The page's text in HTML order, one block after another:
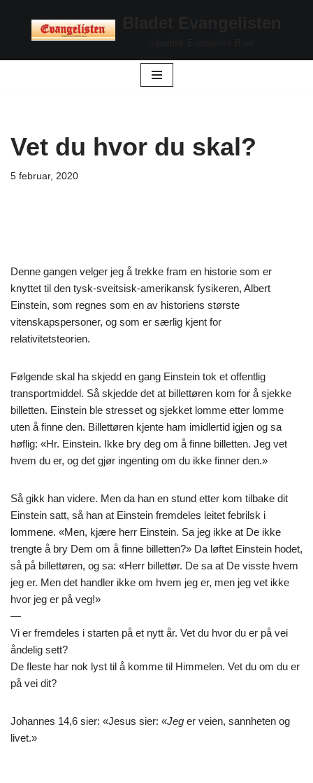
Hopp
Vet du hvor du skal?
5 februar, 2020
Denne gangen velger jeg å trekke fram en historie som er
knyttet til den tysk-sveitsisk-amerikansk fysikeren, Albert
Einstein, som regnes som en av historiens største
vitenskapspersoner, og som er særlig kjent for
relativitetsteorien.
Følgende skal ha skjedd en gang Einstein tok et offentlig
transportmiddel. Så skjedde det at billettøren kom for å sjekke
billetten. Einstein ble stresset og sjekket lomme etter lomme
uten å finne den. Billettøren kjente ham imidlertid igjen og sa
høflig: «Hr. Einstein. Ikke bry deg om å finne billetten. Jeg vet
hvem du er, og det gjør ingenting om du ikke finner den.»
Så gikk han videre. Men da han en stund etter kom tilbake dit
Einstein satt, så han at Einstein fremdeles leitet febrilsk i
lommene. «Men, kjære herr Einstein. Sa jeg ikke at De ikke
trengte å bry Dem om å finne billetten?» Da løftet Einstein hodet,
så på billettøren, og sa: «Herr billettør. De sa at De visste hvem
jeg er. Men det handler ikke om hvem jeg er, men jeg vet ikke
hvor jeg er på veg!»
—
Vi er fremdeles i starten på et nytt år. Vet du hvor du er på vei
åndelig sett?
De fleste har nok lyst til å komme til Himmelen. Vet du om du er
på vei dit?
Johannes 14,6 sier: «Jesus sier: «Jeg er veien, sannheten og
livet.»